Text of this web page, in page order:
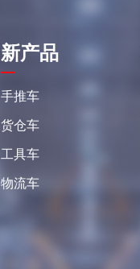
新产品
手推车
货仓车
工具车
物流车